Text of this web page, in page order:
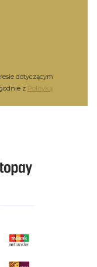
dotyczącym
z Polityką